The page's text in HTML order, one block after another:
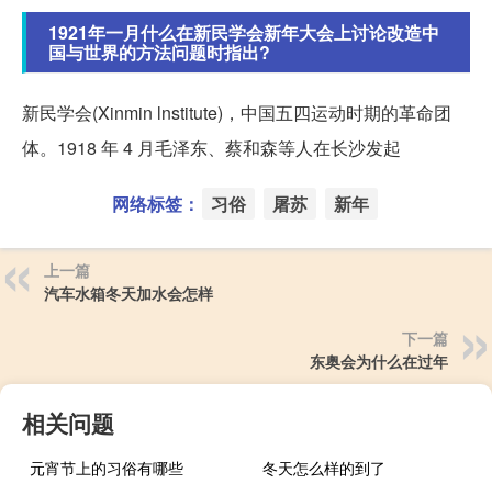
1921年一月什么在新民学会新年大会上讨论改造中
国与世界的方法问题时指出?
新民学会(Xinmin lnstitute)，中国五四运动时期的革命团
体。1918 年 4 月毛泽东、蔡和森等人在长沙发起
网络标签： 习俗 屠苏 新年
上一篇
汽车水箱冬天加水会怎样
下一篇
东奥会为什么在过年
相关问题
元宵节上的习俗有哪些
冬天怎么样的到了